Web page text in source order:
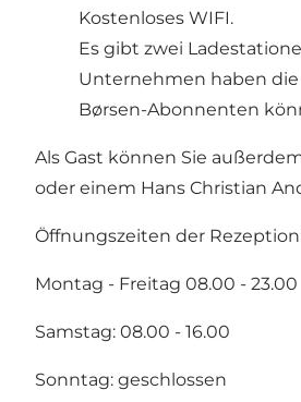
Kostenloses WIFI.
Es gibt zwei
Unternehmen haben
Børsen-Abonnenten
Als Gast können Sie
oder einem Hans Christian
Öffnungszeiten der
Montag - Freitag 08.00 - 23.00
Samstag: 08.00 - 16.00
Sonntag: geschlossen